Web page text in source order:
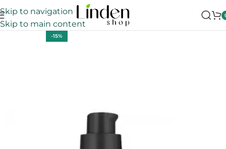
Skip to navigation
Skip to main content
-15%